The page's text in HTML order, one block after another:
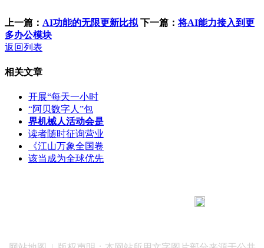
上一篇： AI功能的无限更新比拟 下一篇：将AI能力接入到更
多办公模块
返回列表
相关文章
开展“每天一小时
“阿贝数字人”包
界机械人活动会是
读者随时征询营业
《江山万象全国卷
该当成为全球优先